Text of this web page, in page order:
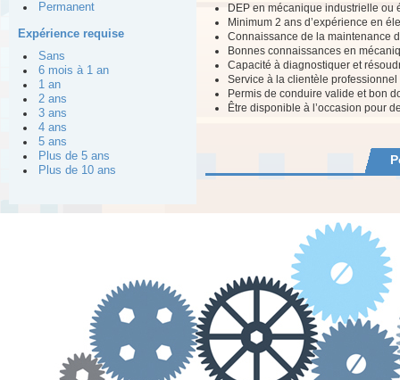
Permanent
Expérience requise
Sans
6 mois à 1 an
1 an
2 ans
3 ans
4 ans
5 ans
Plus de 5 ans
Plus de 10 ans
DEP en mécanique industrielle ou
Minimum 2 ans d’expérience en
Connaissance de la maintenance
Bonnes connaissances en
Capacité à diagnostiquer et
Service à la clientèle professionnel
Permis de conduire valide et bon
Être disponible à l’occasion pour